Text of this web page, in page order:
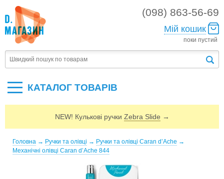
(098) 863-56-69
Мій кошик
поки пустий
КАТАЛОГ ТОВАРIВ
NEW! Кулькові ручки Zebra Slide →
Головна → Ручки та олівці → Ручки та олівці Caran d’Ache →
Механічні олівці Caran d’Ache 844